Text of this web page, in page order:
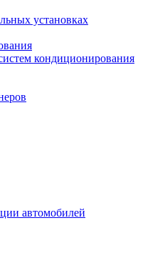
установках
кондиционирования
автомобилей